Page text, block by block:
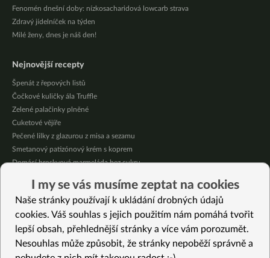
Fenomén dnešní doby: nízkosacharidová lowcarb strava
Zdravý jídelníček na týden
Milé ženy, dnes je náš den!
Nejnovější recepty
Špenát z řepových listů
Čočkové kuličky ála Truffle
Zelené palačinky plněné
Cuketové vějíře
Pečené lilky z glazurou z misa a sezamu
Smetanový patizónový krém s koprem
Domácí broskvová marmeláda bez cukru
Citrónové jablečné muffiny se sójovou šlehačkou
Oves provoněný citrónem a bazalkou
Vybrané recepty
Cupcake s čokoládou a řepou
I my se vás musíme zeptat na cookies
Naše stránky používají k ukládání drobných údajů
cookies. Váš souhlas s jejich použitím nám pomáhá tvořit
lepší obsah, přehlednější stránky a více vám porozumět.
Nesouhlas může způsobit, že stránky nepoběží správně a